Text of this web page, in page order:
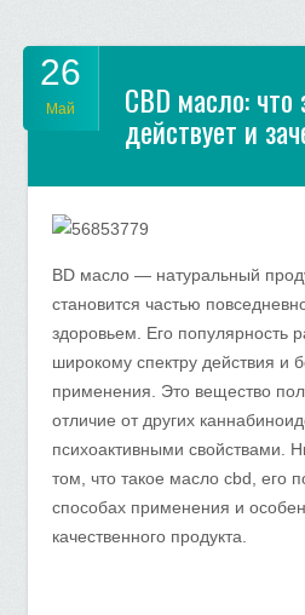
26
Май CBD масло: что
действует и
BD масло — натуральный
становится частью
здоровьем. Его популярность
широкому спектру действия и
применения. Это вещество
отличие от других
психоактивными свойствами.
том, что такое масло cbd, его
способах применения и
качественного продукта.